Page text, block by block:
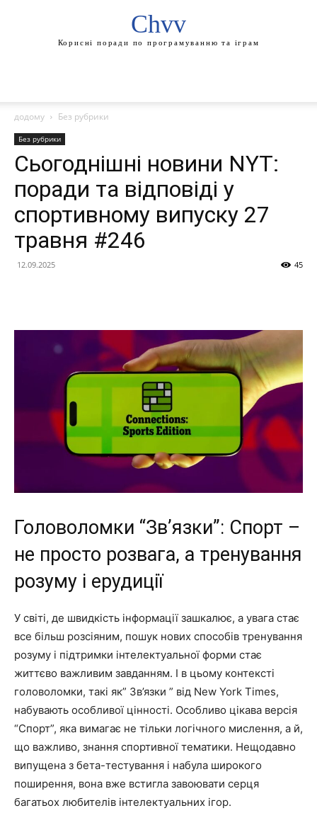
Chvv
Корисні поради по програмуванню та іграм
додому Без рубрики
Без рубрики
Сьогоднішні новини NYT:
поради та відповіді у
спортивному випуску 27
травня #246
12.09.2025 45
Головоломки “Зв’язки”: Спорт –
не просто розвага, а тренування
розуму і ерудиції
У світі, де швидкість інформації зашкалює, а увага стає
все більш розсіяним, пошук нових способів тренування
розуму і підтримки інтелектуальної форми стає
життєво важливим завданням. І в цьому контексті
головоломки, такі як” Зв’язки ” від New York Times,
набувають особливої цінності. Особливо цікава версія
“Спорт”, яка вимагає не тільки логічного мислення, а й,
що важливо, знання спортивної тематики. Нещодавно
випущена з бета-тестування і набула широкого
поширення, вона вже встигла завоювати серця
багатьох любителів інтелектуальних ігор.